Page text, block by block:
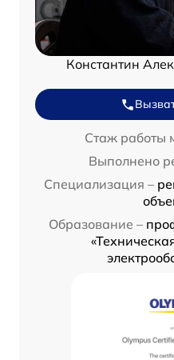
Константин
Стаж работы
Выполнено
Специализация –
Образование –